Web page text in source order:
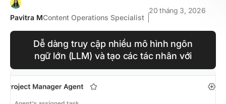
Pavitra MContent Operations Specialist
20 tháng 3, 2026
Dễ dàng truy cập nhiều mô hình ngôn
ngữ lớn (LLM) và tạo các tác nhân với